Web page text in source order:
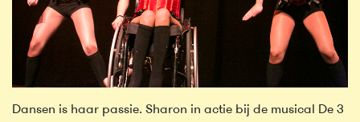
Dansen is haar passie. Sharon in actie bij de musical De 3